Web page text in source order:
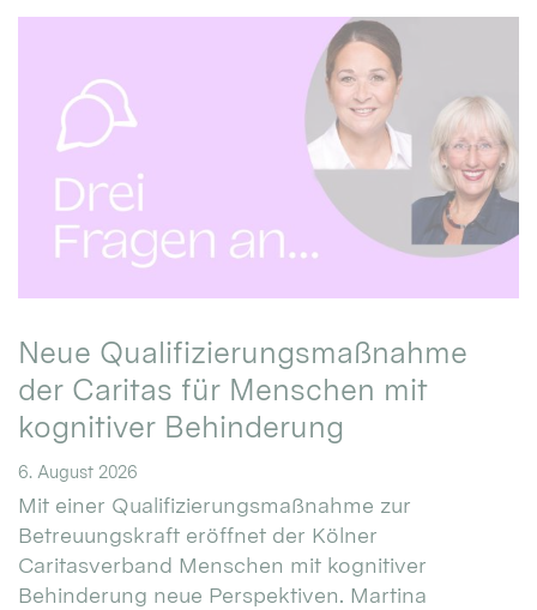
Neue Qualifizierungsmaßnahme
der Caritas für Menschen mit
kognitiver Behinderung
6. August 2026
Mit einer Qualifizierungsmaßnahme zur
Betreuungskraft eröffnet der Kölner
Caritasverband Menschen mit kognitiver
Behinderung neue Perspektiven. Martina